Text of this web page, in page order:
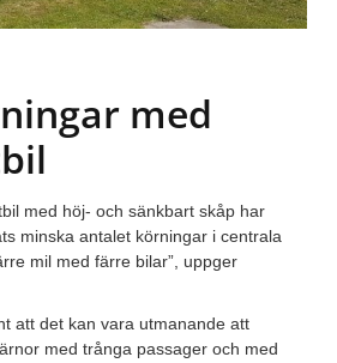
med
med höj- och sänkbart skåp har
minska antalet körningar i centrala
mil med färre bilar”, uppger
att det kan vara utmanande att
med trånga passager och med